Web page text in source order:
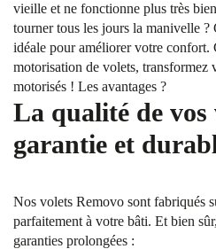
vieille et ne fonctionne plus très
tourner tous les jours la manivelle ?
idéale pour améliorer votre confort.
motorisation de volets, transformez
motorisés ! Les avantages ?
La qualité de vos
garantie et
Nos volets Removo sont fabriqués
parfaitement à votre bâti. Et bien
garanties prolongées :